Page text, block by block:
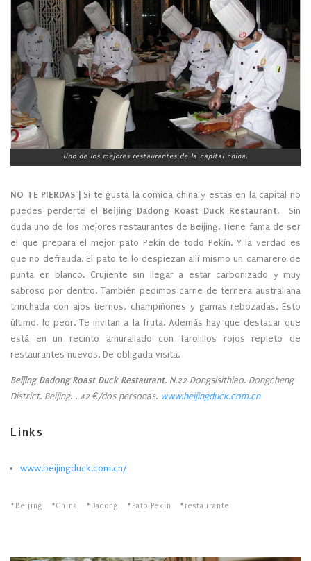
Uno de los mejores restaurantes de la capital china.
NO TE PIERDAS |Si te gusta la comida china y estás en la capital no
puedes perderte el Beijing Dadong Roast Duck Restaurant. Sin
duda uno de los mejores restaurantes de Beijing. Tiene fama de ser
el que prepara el mejor pato Pekín de todo Pekín. Y la verdad es
que no defrauda. El pato te lo despiezan allí mismo un camarero de
punta en blanco. Crujiente sin llegar a estar carbonizado y muy
sabroso por dentro. También pedimos carne de ternera australiana
trinchada con ajos tiernos, champiñones y gamas rebozadas. Esto
último, lo peor. Te invitan a la fruta. Además hay que destacar que
está en un recinto amurallado con farolillos rojos repleto de
restaurantes nuevos. De obligada visita.
Beijing Dadong Roast Duck Restaurant. N.22 Dongsisithiao. Dongcheng
District. Beijing. . 42 €/dos personas. www.beijingduck.com.cn
Links
www.beijingduck.com.cn/
Beijing China Dadong Pato Pekín restaurante